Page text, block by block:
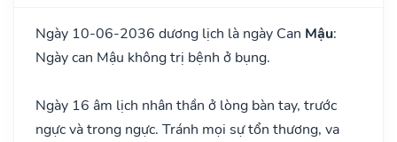
Ngày 10-06-2036 dương lịch là ngày Can Mậu:
Ngày can Mậu không trị bệnh ở bụng.
Ngày 16 âm lịch nhân thần ở lòng bàn tay, trước
ngực và trong ngực. Tránh mọi sự tổn thương, va